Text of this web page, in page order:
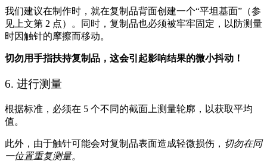
我们建议在制作时，就在复制品背面创建一个“平坦基面”（参
见上文第 2 点）。同时，复制品也必须被牢牢固定，以防测量
时因触针的摩擦而移动。
切勿用手指扶持复制品，这会引起影响结果的微小抖动！
6. 进行测量
根据标准，必须在 5 个不同的截面上测量轮廓，以获取平均
值。
此外，由于触针可能会对复制品表面造成轻微损伤， 切勿在同
一位置重复测量。